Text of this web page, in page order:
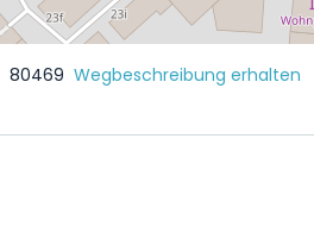
80469 Wegbeschreibung erhalten